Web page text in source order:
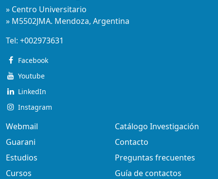
» Centro Universitario
» M5502JMA. Mendoza, Argentina
Tel: +002973631
Facebook
Youtube
LinkedIn
Instagram
Webmail
Guarani
Estudios
Cursos
Catálogo Investigación
Contacto
Preguntas frecuentes
Guía de contactos